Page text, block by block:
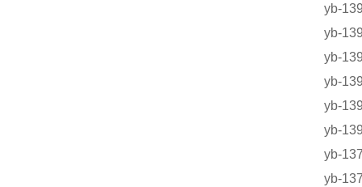
yb-
yb-
yb-
yb-
yb-
yb-
yb-
yb-